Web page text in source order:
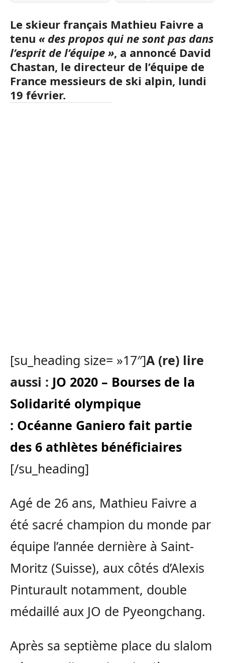
Le skieur français Mathieu Faivre a
tenu « des propos qui ne sont pas dans
l’esprit de l’équipe », a annoncé David
Chastan, le directeur de l’équipe de
France messieurs de ski alpin, lundi
19 février.
[su_heading size= »17″]A (re) lire
aussi : JO 2020 – Bourses de la
Solidarité olympique
: Océanne Ganiero fait partie
des 6 athlètes bénéficiaires
[/su_heading]
Agé de 26 ans, Mathieu Faivre a
été sacré champion du monde par
équipe l’année dernière à Saint-
Moritz (Suisse), aux côtés d’Alexis
Pinturault notamment, double
médaillé aux JO de Pyeongchang.
Après sa septième place du slalom